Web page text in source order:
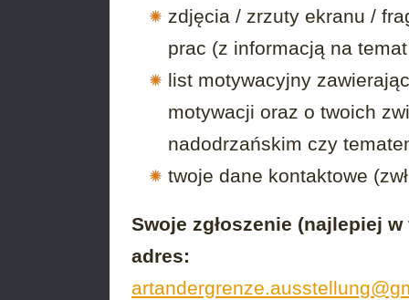
zdjęcia / zrzuty ekranu /
prac (z informacją na
list motywacyjny
motywacji oraz o twoich
nadodrzańskim czy
twoje dane kontaktowe
Swoje zgłoszenie (najlepiej
adres: